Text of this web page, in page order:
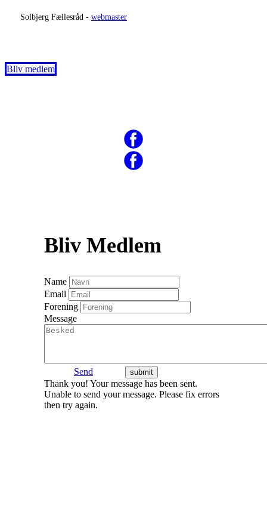
Solbjerg Fællesråd - webmaster
Bliv medlem
Bliv Medlem
Name
Email
Forening
Message
Send
Thank you! Your message has been sent.
Unable to send your message. Please fix errors
then try again.